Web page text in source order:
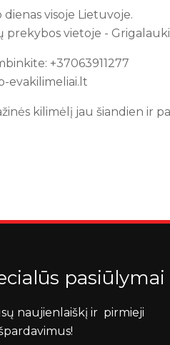
visoje Lietuvoje.
prekybos vietoje -
+37063911277
evakilimeliai.lt
kilimėlį jau šiandien ir
pasiūlymai
naujienlaiškį ir pirmieji